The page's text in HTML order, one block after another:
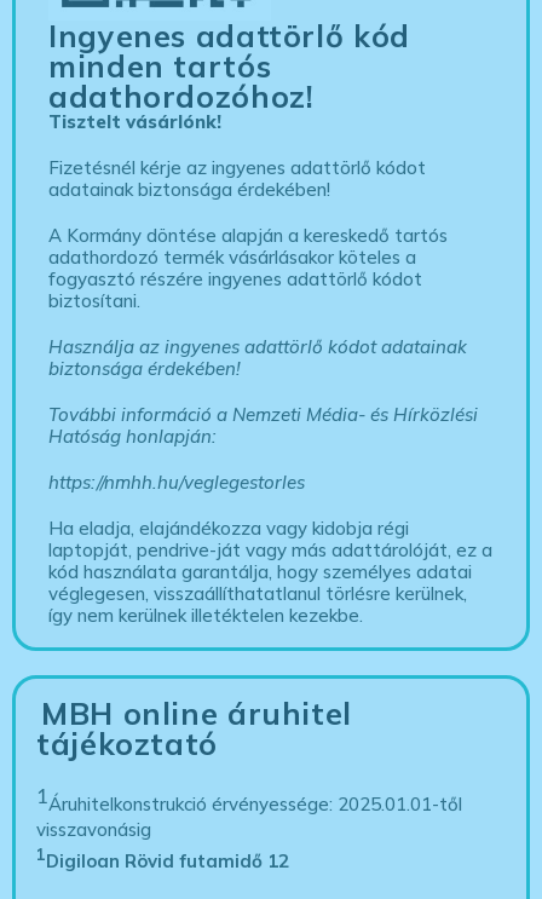
Ingyenes adattörlő kód
minden tartós
adathordozóhoz!
Tisztelt vásárlónk!
Fizetésnél kérje az ingyenes adattörlő kódot
adatainak biztonsága érdekében!
A Kormány döntése alapján a kereskedő tartós
adathordozó termék vásárlásakor köteles a
fogyasztó részére ingyenes adattörlő kódot
biztosítani.
Használja az ingyenes adattörlő kódot adatainak
biztonsága érdekében!
További információ a Nemzeti Média- és Hírközlési
Hatóság honlapján:
https://nmhh.hu/veglegestorles
Ha eladja, elajándékozza vagy kidobja régi
laptopját, pendrive-ját vagy más adattárolóját, ez a
kód használata garantálja, hogy személyes adatai
véglegesen, visszaállíthatatlanul törlésre kerülnek,
így nem kerülnek illetéktelen kezekbe.
MBH online áruhitel
tájékoztató
1Áruhitelkonstrukció érvényessége: 2025.01.01-től
visszavonásig
1Digiloan Rövid futamidő 12